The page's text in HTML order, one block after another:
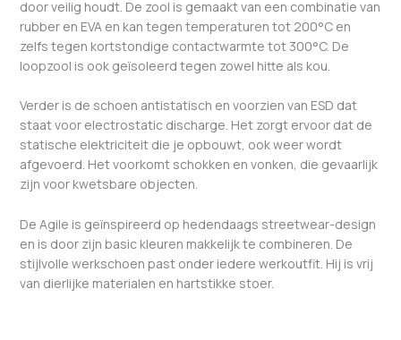
door veilig houdt. De zool is gemaakt van een combinatie van
rubber en EVA en kan tegen temperaturen tot 200°C en
zelfs tegen kortstondige contactwarmte tot 300°C. De
loopzool is ook geïsoleerd tegen zowel hitte als kou.
Verder is de schoen antistatisch en voorzien van ESD dat
staat voor electrostatic discharge. Het zorgt ervoor dat de
statische elektriciteit die je opbouwt, ook weer wordt
afgevoerd. Het voorkomt schokken en vonken, die gevaarlijk
zijn voor kwetsbare objecten.
De Agile is geïnspireerd op hedendaags streetwear-design
en is door zijn basic kleuren makkelijk te combineren. De
stijlvolle werkschoen past onder iedere werkoutfit. Hij is vrij
van dierlijke materialen en hartstikke stoer.